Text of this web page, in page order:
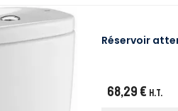
Réservoir
68,29 € H.T.